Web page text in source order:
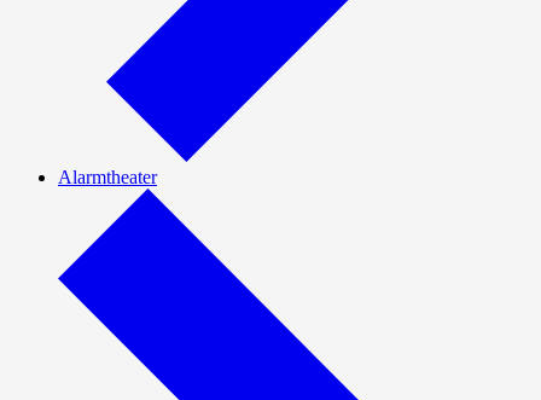
Alarmtheater